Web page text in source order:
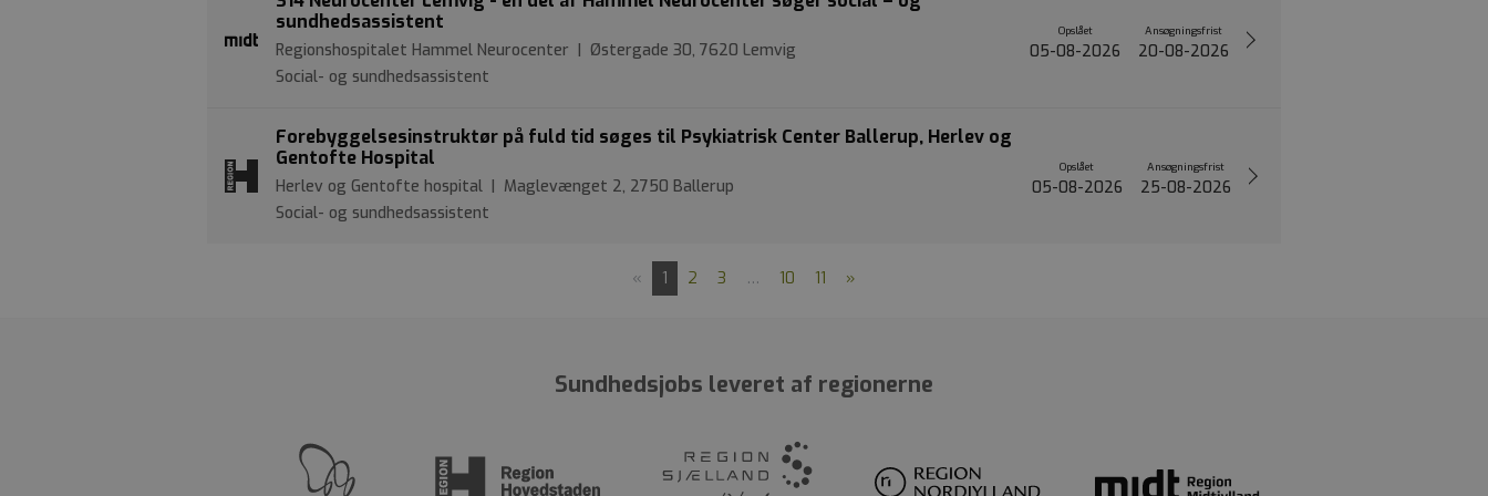
sundhedsassistent
Regionshospitalet Hammel Neurocenter | Østergade 30, 7620 Lemvig
Social- og sundhedsassistent
Opslået
05-08-2026
Ansøgningsfrist
20-08-2026
Forebyggelsesinstruktør på fuld tid søges til Psykiatrisk Center Ballerup, Herlev og
Gentofte Hospital
Herlev og Gentofte hospital | Maglevænget 2, 2750 Ballerup
Social- og sundhedsassistent
Opslået
05-08-2026
Ansøgningsfrist
25-08-2026
« 1 2 3 … 10 11 »
Sundhedsjobs leveret af regionerne